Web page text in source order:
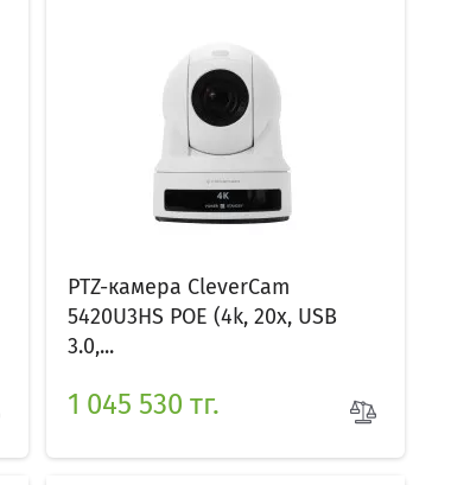
PTZ-камера CleverCam
5420U3HS POE (4k, 20x, USB
3.0,...
1 045 530 тг.